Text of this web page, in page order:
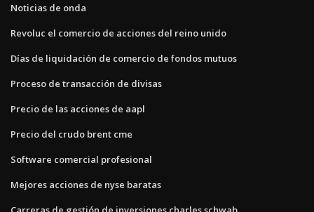
Noticias de onda
Revoluc el comercio de acciones del reino unido
Días de liquidación de comercio de fondos mutuos
Proceso de transacción de divisas
Precio de las acciones de aapl
Precio del crudo brent cme
Software comercial profesional
Mejores acciones de nyse baratas